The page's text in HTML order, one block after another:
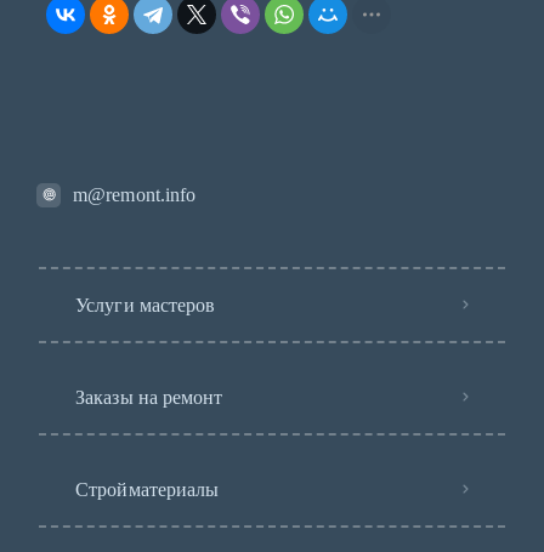
m@remont.info
Услуги мастеров
Заказы на ремонт
Стройматериалы